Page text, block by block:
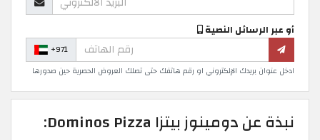
أو عبر الرسائل النصية
+971
ادخل عنوان بريدك الإلكتروني او رقم هاتفك حتى تصلك العروض الحصرية حين صدورها
نبذة عن دومينوز بيتزا Dominos Pizza: